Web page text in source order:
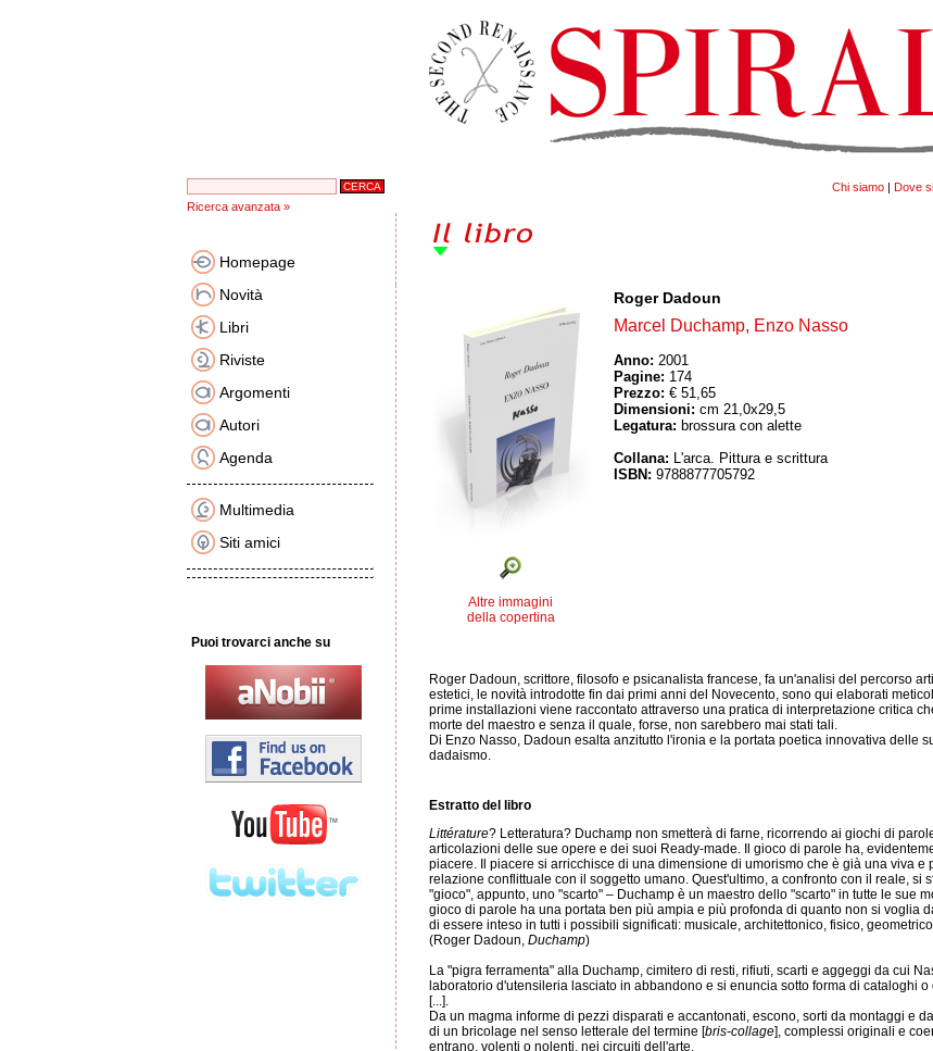
Chi siamo | Dove
Ricerca avanzata »
Homepage
Novità
Libri
Riviste
Argomenti
Autori
Agenda
Multimedia
Siti amici
Puoi trovarci anche su
Altre immagini
della copertina
Roger Dadoun
Marcel Duchamp, Enzo Nasso
Anno: 2001
Pagine: 174
Prezzo: € 51,65
Dimensioni: cm 21,0x29,5
Legatura: brossura con alette
Collana: L'arca. Pittura e scrittura
ISBN: 9788877705792
Roger Dadoun, scrittore, filosofo e psicanalista francese, fa un'analisi del percorso
estetici, le novità introdotte fin dai primi anni del Novecento, sono qui elaborati
prime installazioni viene raccontato attraverso una pratica di interpretazione critica
morte del maestro e senza il quale, forse, non sarebbero mai stati tali.
Di Enzo Nasso, Dadoun esalta anzitutto l'ironia e la portata poetica innovativa delle
dadaismo.
Estratto del libro
Littérature? Letteratura? Duchamp non smetterà di farne, ricorrendo ai giochi di
articolazioni delle sue opere e dei suoi Ready-made. Il gioco di parole ha,
piacere. Il piacere si arricchisce di una dimensione di umorismo che è già una viva
relazione conflittuale con il soggetto umano. Quest'ultimo, a confronto con il reale, si
"gioco", appunto, uno "scarto" – Duchamp è un maestro dello "scarto" in tutte le sue
gioco di parole ha una portata ben più ampia e più profonda di quanto non si voglia
di essere inteso in tutti i possibili significati: musicale, architettonico, fisico,
(Roger Dadoun, Duchamp)
La "pigra ferramenta" alla Duchamp, cimitero di resti, rifiuti, scarti e aggeggi da cui
laboratorio d'utensileria lasciato in abbandono e si enuncia sotto forma di cataloghi
[...].
Da un magma informe di pezzi disparati e accantonati, escono, sorti da montaggi e
di un bricolage nel senso letterale del termine [bris-collage], complessi originali e
entrano, volenti o nolenti, nei circuiti dell'arte.